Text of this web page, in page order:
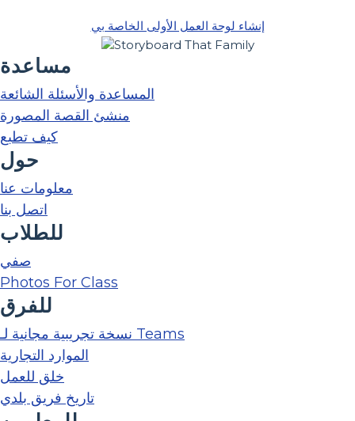
إنشاء لوحة العمل الأولى الخاصة بي
مساعدة
المساعدة والأسئلة الشائعة
منشئ القصة المصورة
كيف تطبع
حول
معلومات عنا
اتصل بنا
للطلاب
صفي
Photos For Class
للفرق
نسخة تجريبية مجانية لـ Teams
الموارد التجارية
خلق للعمل
تاريخ فريق بلدي